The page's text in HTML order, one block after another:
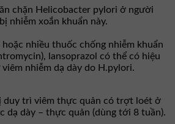
chặn Helicobacter pylori ở người
nhiễm xoắn khuẩn này.
nhiều thuốc chống nhiễm khuẩn
lansoprazol có thể có hiệu
nhiễm dạ dày do H.pylori.
duy trì viêm thực quản có trợt loét ở
dạ dày – thực quản (dùng tới 8 tuần).